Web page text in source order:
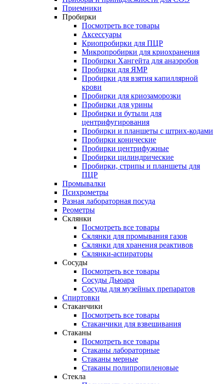
Приемники
Пробирки
Посмотреть все товары
Аксессуары
Криопробирки для ПЦР
Микропробирки для криохранения
Пробирки Хангейта для анаэробов
Пробирки для ЯМР
Пробирки для взятия капиллярной
крови
Пробирки для криозаморозки
Пробирки для урины
Пробирки и бутыли для
центрифугирования
Пробирки и планшеты с штрих-кодами
Пробирки конические
Пробирки центрифужные
Пробирки цилиндрические
Пробирки, стрипы и планшеты для
ПЦР
Промывалки
Психрометры
Разная лабораторная посуда
Реометры
Склянки
Посмотреть все товары
Склянки для промывания газов
Склянки для хранения реактивов
Склянки-аспираторы
Сосуды
Посмотреть все товары
Сосуды Дьюара
Сосуды для музейных препаратов
Спиртовки
Стаканчики
Посмотреть все товары
Стаканчики для взвешивания
Стаканы
Посмотреть все товары
Стаканы лабораторные
Стаканы мерные
Стаканы полипропиленовые
Стекла